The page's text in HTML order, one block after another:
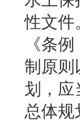
性文件
《条
制原则
划，应
总体规